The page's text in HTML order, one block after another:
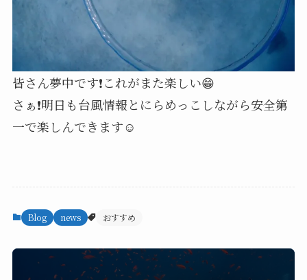
皆さん夢中です❗これがまた楽しい😁
さぁ❗明日も台風情報とにらめっこしながら安全第
一で楽しんできます☺️
Blog news おすすめ